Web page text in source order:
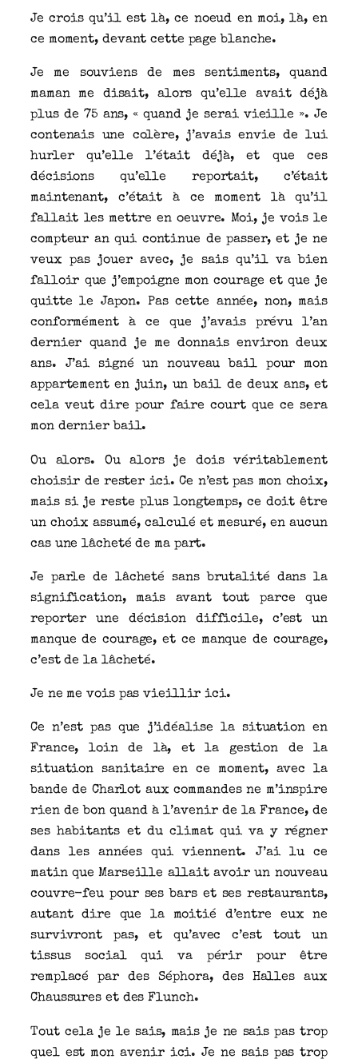
Je crois qu’il est là, ce noeud en moi, là, en
ce moment, devant cette page blanche.
Je me souviens de mes sentiments, quand
maman me disait, alors qu’elle avait déjà
plus de 75 ans, « quand je serai vieille ». Je
contenais une colère, j’avais envie de lui
hurler qu’elle l’était déjà, et que ces
décisions qu’elle reportait, c’était
maintenant, c’était à ce moment là qu’il
fallait les mettre en oeuvre. Moi, je vois le
compteur an qui continue de passer, et je ne
veux pas jouer avec, je sais qu’il va bien
falloir que j’empoigne mon courage et que je
quitte le Japon. Pas cette année, non, mais
conformément à ce que j’avais prévu l’an
dernier quand je me donnais environ deux
ans. J’ai signé un nouveau bail pour mon
appartement en juin, un bail de deux ans, et
cela veut dire pour faire court que ce sera
mon dernier bail.
Ou alors. Ou alors je dois véritablement
choisir de rester ici. Ce n’est pas mon choix,
mais si je reste plus longtemps, ce doit être
un choix assumé, calculé et mesuré, en aucun
cas une lâcheté de ma part.
Je parle de lâcheté sans brutalité dans la
signification, mais avant tout parce que
reporter une décision difficile, c’est un
manque de courage, et ce manque de courage,
c’est de la lâcheté.
Je ne me vois pas vieillir ici.
Ce n’est pas que j’idéalise la situation en
France, loin de là, et la gestion de la
situation sanitaire en ce moment, avec la
bande de Charlot aux commandes ne m’inspire
rien de bon quand à l’avenir de la France, de
ses habitants et du climat qui va y régner
dans les années qui viennent. J’ai lu ce
matin que Marseille allait avoir un nouveau
couvre-feu pour ses bars et ses restaurants,
autant dire que la moitié d’entre eux ne
survivront pas, et qu’avec c’est tout un
tissus social qui va périr pour être
remplacé par des Séphora, des Halles aux
Chaussures et des Flunch.
Tout cela je le sais, mais je ne sais pas trop
quel est mon avenir ici. Je ne sais pas trop